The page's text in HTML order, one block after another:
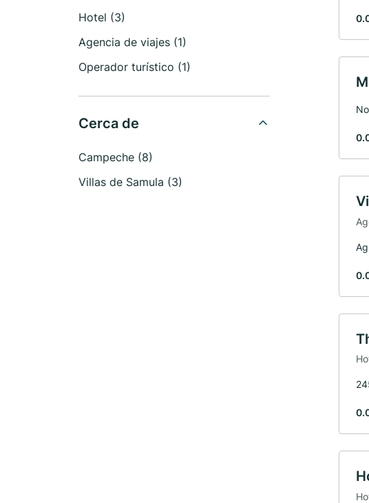
Hotel (3)
Agencia de viajes (1)
Operador turístico (1)
Cerca de
Campeche (8)
Villas de Samula (3)